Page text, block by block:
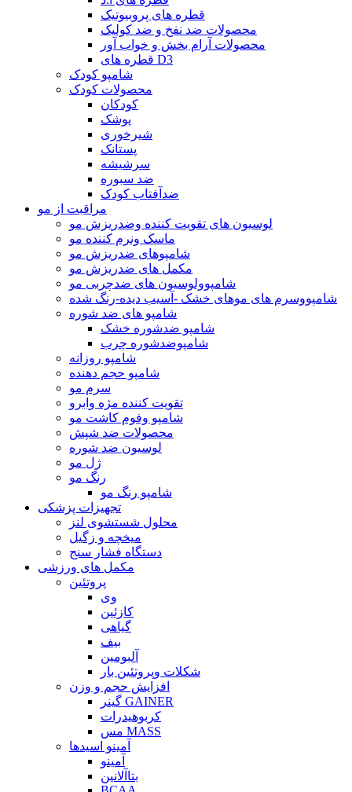
قطره های پروبیوتیک
محصولات ضد نفخ و ضد کولیک
محصولات آرام بخش و خواب آور
قطره های D3
شامپو کودک
محصولات کودک
کودکان
پوشک
شیرخوری
پستانک
سرشیشه
ضد سبوره
ضدآفتاب کودک
مراقبت از مو
لوسیون های تقویت کننده وضدریزش مو
ماسک ونرم کننده مو
شامپوهای ضدریزش مو
مکمل های ضدریزش مو
شامپوولوسیون های ضدچربی مو
شامپووسرم های موهای خشک -آسیب دیده-رنگ شده
شامپو های ضد شوره
شامپو ضدشوره خشک
شامپوضدشوره چرب
شامپو روزانه
شامپو حجم دهنده
سرم مو
تقویت کننده مژه وابرو
شامپو وفوم کاشت مو
محصولات ضد شپش
لوسیون ضد شوره
ژل مو
رنگ مو
شامپو رنگ مو
تجهیزات پزشکی
محلول شستشوی لنز
میخچه و زگیل
دستگاه فشار سنج
مکمل های ورزشی
پروتئین
وی
کازئین
گیاهی
بیف
آلبومین
شکلات وپروتئین بار
افزایش حجم و وزن
گینر GAINER
کربوهیدرات
مس MASS
آمینو اسیدها
آمینو
بتاآلانین